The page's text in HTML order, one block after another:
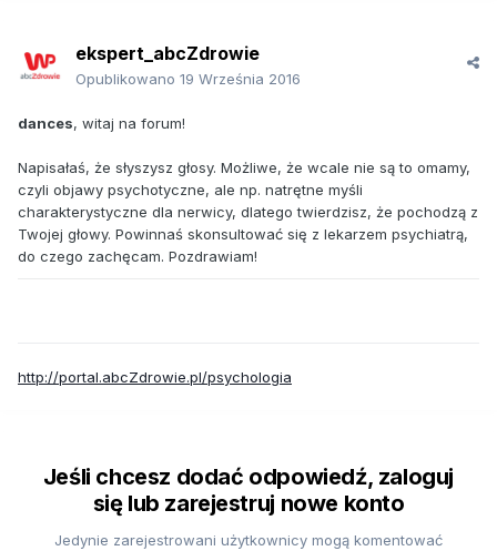
ekspert_abcZdrowie
Opublikowano 19 Września 2016
dances, witaj na forum!
Napisałaś, że słyszysz głosy. Możliwe, że wcale nie są to omamy,
czyli objawy psychotyczne, ale np. natrętne myśli
charakterystyczne dla nerwicy, dlatego twierdzisz, że pochodzą z
Twojej głowy. Powinnaś skonsultować się z lekarzem psychiatrą,
do czego zachęcam. Pozdrawiam!
http://portal.abcZdrowie.pl/psychologia
Jeśli chcesz dodać odpowiedź, zaloguj
się lub zarejestruj nowe konto
Jedynie zarejestrowani użytkownicy mogą komentować